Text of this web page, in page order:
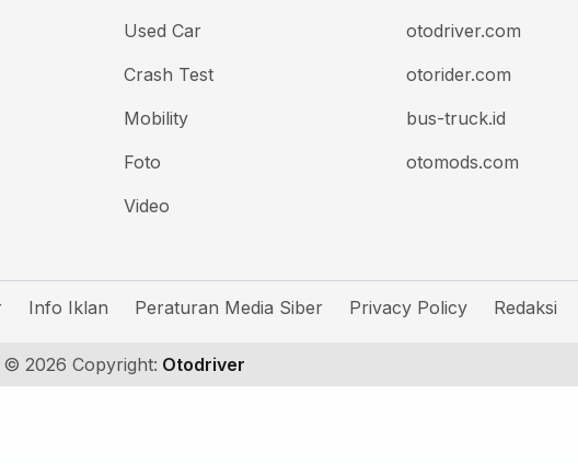
Used Car
Crash Test
Mobility
Foto
Video
otodriver.com
otorider.com
bus-truck.id
otomods.com
Info Iklan Peraturan Media Siber Privacy Policy Redaksi
© 2026 Copyright: Otodriver